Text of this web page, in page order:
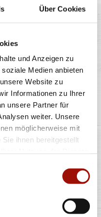
Über Cookies
und Anzeigen zu
Medien anbieten
Website zu
Informationen zu Ihrer
unsere Partner für
weiter. Unsere
möglicherweise mit
ihnen bereitgestellt
- 100% Rind,
doppelt
19,40 €
inkl. 0,25 € Pfand
CHEESE